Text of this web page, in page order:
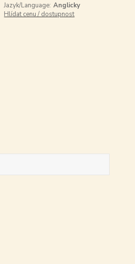
Jazyk/Language: Anglicky
Hlídat cenu / dostupnost